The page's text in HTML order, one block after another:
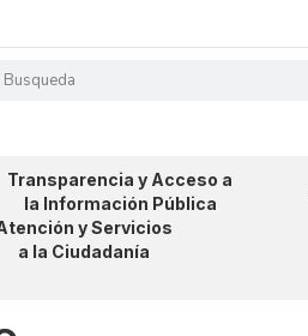
Transparencia y Acceso a
la Información Pública
y Servicios
a la Ciudadanía